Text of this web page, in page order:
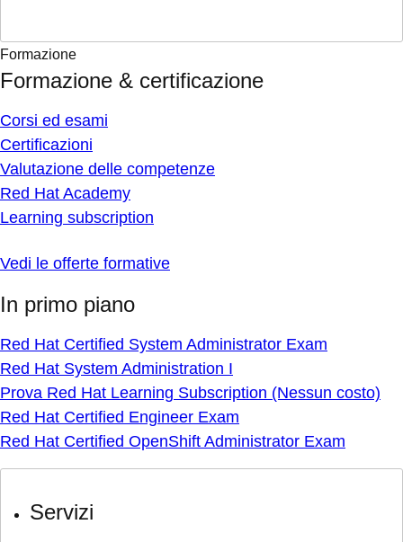
Formazione
Formazione & certificazione
Corsi ed esami
Certificazioni
Valutazione delle competenze
Red Hat Academy
Learning subscription
Vedi le offerte formative
In primo piano
Red Hat Certified System Administrator Exam
Red Hat System Administration I
Prova Red Hat Learning Subscription (Nessun costo)
Red Hat Certified Engineer Exam
Red Hat Certified OpenShift Administrator Exam
Servizi